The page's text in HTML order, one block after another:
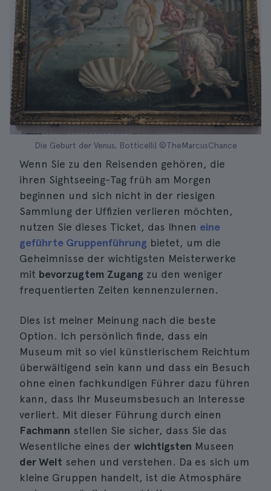
Die Geburt der Venus, Botticelli| ©TheMarcusChance
Wenn Sie zu den Reisenden gehören, die
ihren Sightseeing-Tag früh am Morgen
beginnen und sich nicht in der riesigen
Sammlung der Uffizien verlieren möchten,
nutzen Sie dieses Ticket, das Ihnen eine
geführte Gruppenführung bietet, um die
Geheimnisse der wichtigsten Meisterwerke
mit bevorzugtem Zugang zu den weniger
frequentierten Zeiten kennenzulernen.
Dies ist meiner Meinung nach die beste
Option. Ich persönlich finde, dass ein
Museum mit so viel künstlerischem Reichtum
überwältigend sein kann und dass ein Besuch
ohne einen fachkundigen Führer dazu führen
kann, dass Ihr Museumsbesuch an Interesse
verliert. Mit dieser Führung durch einen
Fachmann stellen Sie sicher, dass Sie das
Wesentliche eines der wichtigsten Museen
der Welt sehen und verstehen. Da es sich um
kleine Gruppen handelt, ist die Atmosphäre